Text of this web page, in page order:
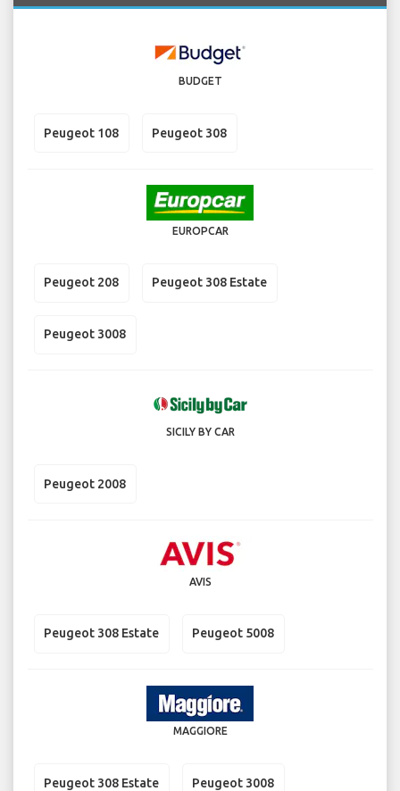
BUDGET
Peugeot 108 Peugeot 308
EUROPCAR
Peugeot 208 Peugeot 308 Estate
Peugeot 3008
SICILY BY CAR
Peugeot 2008
AVIS
Peugeot 308 Estate Peugeot 5008
MAGGIORE
Peugeot 308 Estate Peugeot 3008